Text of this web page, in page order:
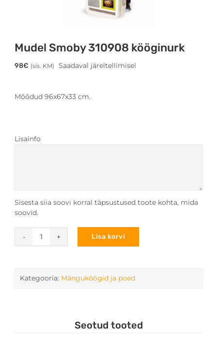
Mudel Smoby 310908 kööginurk
98€ (sis. KM) Saadaval järeltellimisel
Mõõdud 96x67x33 cm.
Lisainfo
Sisesta siia soovi korral täpsustused toote kohta, mida
soovid.
Mudel
kogus
Lisa korvi
Kategooria: Mänguköögid ja poed
Seotud tooted